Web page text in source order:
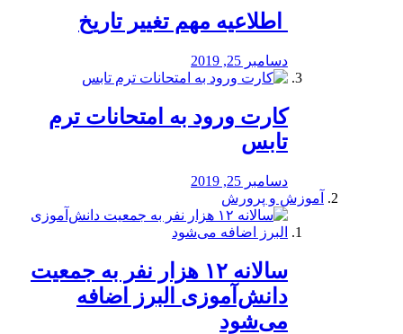
️ اطلاعیه مهم تغییر تاریخ
دسامبر 25, 2019
کارت ورود به امتحانات ترم
تابس
دسامبر 25, 2019
آموزش و پرورش
️سالانه ۱۲ هزار نفر به جمعیت
دانش‌آموزی البرز اضافه
می‌شود